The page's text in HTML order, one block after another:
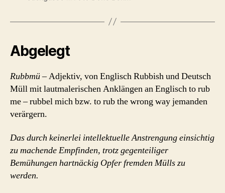
Abgelegt
Rubbmü– Adjektiv, von Englisch Rubbish und Deutsch
Müll mit lautmalerischen Anklängen an Englisch to rub
me – rubbel mich bzw. to rub the wrong way jemanden
verärgern.
Das durch keinerlei intellektuelle Anstrengung einsichtig
zu machende Empfinden, trotz gegenteiliger
Bemühungen hartnäckig Opfer fremden Mülls zu
werden.